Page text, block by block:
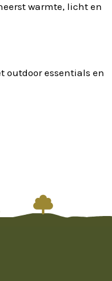
warmte, licht en
outdoor essentials en
